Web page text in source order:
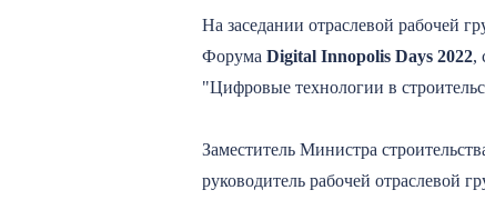
На заседании отраслевой рабочей
Форума Digital Innopolis Days 2022,
"Цифровые технологии в
Заместитель Министра
руководитель рабочей отраслевой